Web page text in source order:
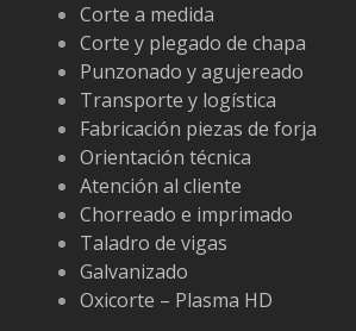
Corte a medida
Corte y plegado de chapa
Punzonado y agujereado
Transporte y logística
Fabricación piezas de forja
Orientación técnica
Atención al cliente
Chorreado e imprimado
Taladro de vigas
Galvanizado
Oxicorte – Plasma HD